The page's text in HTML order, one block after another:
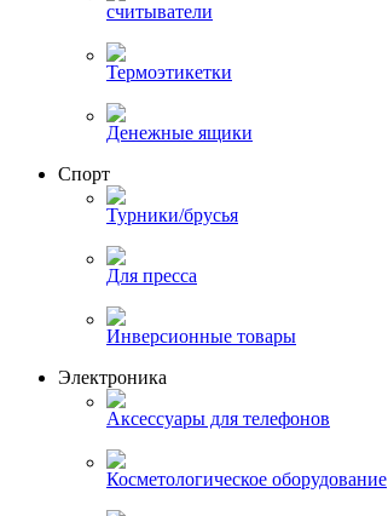
считыватели
Термоэтикетки
Денежные ящики
Спорт
Турники/брусья
Для пресса
Инверсионные товары
Электроника
Аксессуары для телефонов
Косметологическое оборудование